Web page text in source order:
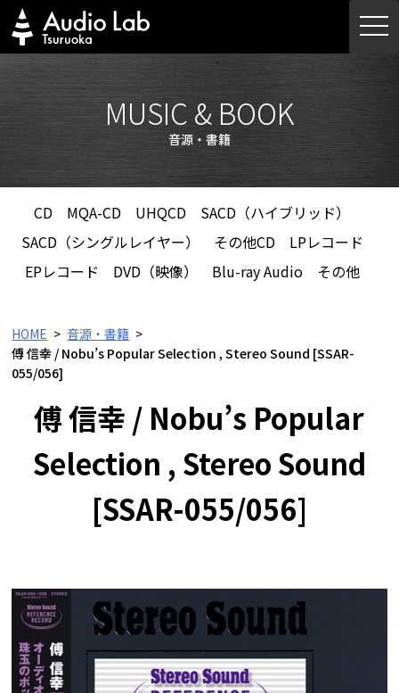
Skip
to
content
MUSIC & BOOK
音源・書籍
CD MQA-CD UHQCD
SACD（ハイブリッド）
SACD（シングルレイヤー）
その他CD
LPレコード
EPレコード
DVD（映像） Blu-ray Audio その他
HOME
音源・書籍
傅 信幸 / Nobu’s Popular Selection , Stereo Sound [SSAR-
055/056]
傅 信幸 / Nobu’s Popular
Selection , Stereo Sound
[SSAR-055/056]